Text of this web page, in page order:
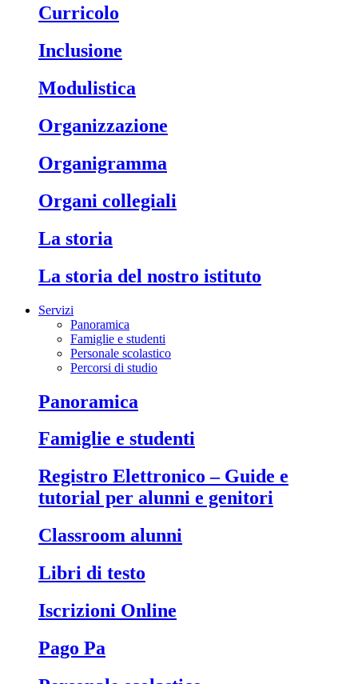
Curricolo
Inclusione
Modulistica
Organizzazione
Organigramma
Organi collegiali
La storia
La storia del nostro istituto
Servizi
Panoramica
Famiglie e studenti
Personale scolastico
Percorsi di studio
Panoramica
Famiglie e studenti
Registro Elettronico – Guide e
tutorial per alunni e genitori
Classroom alunni
Libri di testo
Iscrizioni Online
Pago Pa